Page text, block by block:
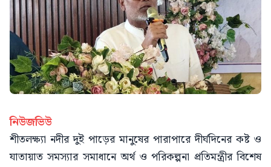
নিউজভিউ
শীতলক্ষ্যা নদীর দুই পাড়ের মানুষের পারাপারে দীর্ঘদিনের কষ্ট ও
যাতায়াত সমস্যার সমাধানে অর্থ ও পরিকল্পনা প্রতিমন্ত্রীর বিশেষ